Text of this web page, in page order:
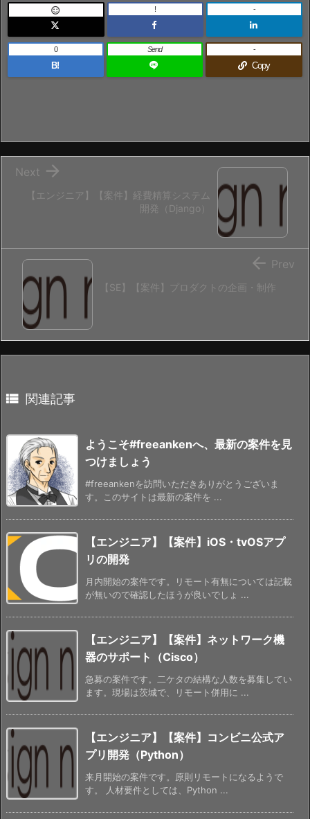
 ! -
B!
0 Send
Copy
-
【エンジニア】【案件】経費精算システム
開発（Django）

Next
【SE】【案件】プロダクトの企画・制作
 Prev
 関連記事
ようこそ#freeankenへ、最新の案件を見
つけましょう
#freeankenを訪問いただきありがとうございま
す。このサイトは最新の案件を ...
【エンジニア】【案件】iOS・tvOSアプ
リの開発
月内開始の案件です。リモート有無については記載
が無いので確認したほうが良いでしょ ...
【エンジニア】【案件】ネットワーク機
器のサポート（Cisco）
急募の案件です。二ケタの結構な人数を募集してい
ます。現場は茨城で、リモート併用に ...
【エンジニア】【案件】コンビニ公式ア
プリ開発（Python）
来月開始の案件です。原則リモートになるようで
す。 人材要件としては、Python ...